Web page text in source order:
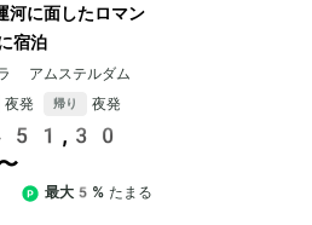
河に面したロマン
宿泊
アムステルダム
夜発 帰り 夜発
最大5% たまる